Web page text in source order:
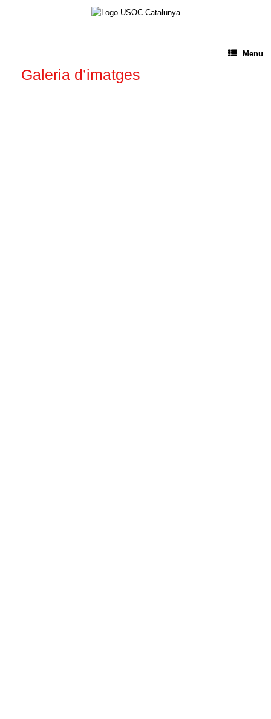
Menu
Galeria d’imatges